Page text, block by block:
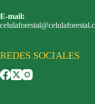
E-mail:
REDES SOCIALES